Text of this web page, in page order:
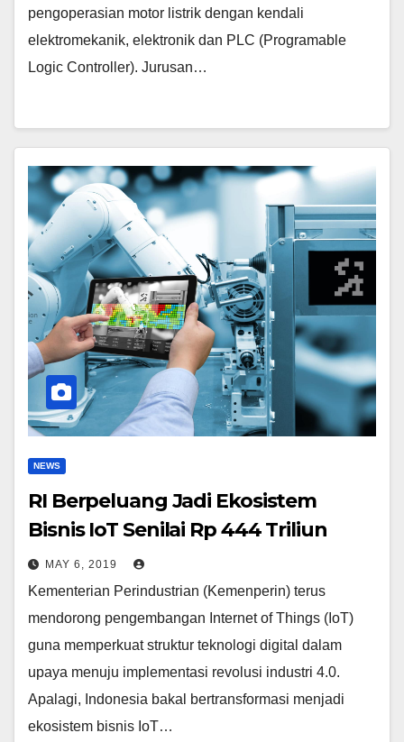
pengoperasian motor listrik dengan kendali
elektromekanik, elektronik dan PLC (Programable
Logic Controller). Jurusan…
NEWS
RI Berpeluang Jadi Ekosistem
Bisnis IoT Senilai Rp 444 Triliun
MAY 6, 2019
Kementerian Perindustrian (Kemenperin) terus
mendorong pengembangan Internet of Things (IoT)
guna memperkuat struktur teknologi digital dalam
upaya menuju implementasi revolusi industri 4.0.
Apalagi, Indonesia bakal bertransformasi menjadi
ekosistem bisnis IoT…